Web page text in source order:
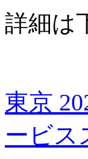
詳細は
東京
ービス